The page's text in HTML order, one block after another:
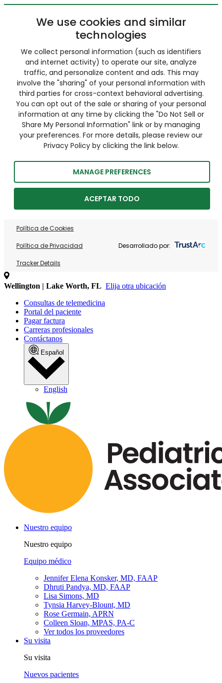
We use cookies and similar
technologies
We collect personal information (such as identifiers
and internet activity) to operate our site, analyze
traffic, and personalize content and ads. This may
involve the "sharing" of your personal information with
third parties for cross-context behavioral advertising.
You can opt out of the sale or sharing of your personal
information at any time by clicking the "Do Not Sell or
Share My Personal Information" link or by managing
your preferences. For more details, please review our
Privacy Policy by clicking the link below.
MANAGE PREFERENCES
ACEPTAR TODO
Política de Cookies
Política de Privacidad
Tracker Details
Desarrollado por:
Wellington | Lake Worth, FL Elija otra ubicación
Consultas de telemedicina
Portal del paciente
Pagar factura
Carreras profesionales
Contáctanos
Español
English
Nuestro equipo
Nuestro equipo
Equipo médico
Jennifer Elena Konsker, MD, FAAP
Dhruti Pandya, MD, FAAP
Lisa Simons, MD
Tynsia Harvey-Blount, MD
Rose Germain, APRN
Colleen Sloan, MPAS, PA-C
Ver todos los proveedores
Su visita
Su visita
Nuevos pacientes